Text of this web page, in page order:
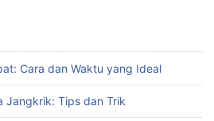
Cara dan Waktu yang Ideal
Jangkrik: Tips dan Trik